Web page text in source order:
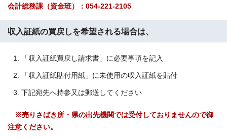
会計総務課（資金班）：054-221-2105
収入証紙の買戻しを希望される場合は、
「収入証紙買戻し請求書」に必要事項を記入
「収入証紙貼付用紙」に未使用の収入証紙を貼付
下記宛先へ持参又は郵送してください
※売りさばき所・県の出先機関では受付しておりませんので御
注意ください。